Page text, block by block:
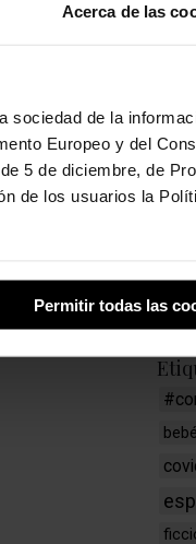
Acerca de las
sociedad de la
Europeo y del
5 de diciembre, de
de los usuarios la
Permitir todas las